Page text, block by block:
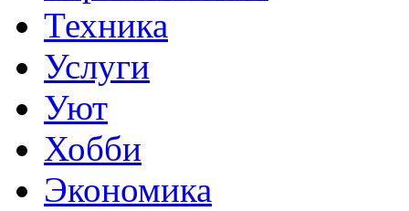
Техника
Услуги
Уют
Хобби
Экономика